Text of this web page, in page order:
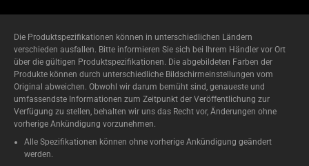
Die Produktspezifikationen können in unterschiedlichen Ländern
verschieden ausfallen. Bitte informieren Sie sich bei Ihrem Händler vor Ort
über die gültigen Produktspezifikationen. Die abgebildeten Farben der
Produkte können durch unterschiedliche Bildschirmeinstellungen vom
Original abweichen. Obwohl wir darum bemüht sind, genaueste und
umfassendste Informationen zum Zeitpunkt der Veröffentlichung zur
Verfügung zu stellen, behalten wir uns das Recht vor, Änderungen ohne
vorherige Ankündigung vorzunehmen.
Alle Spezifikationen können ohne vorherige Ankündigung geändert
werden.